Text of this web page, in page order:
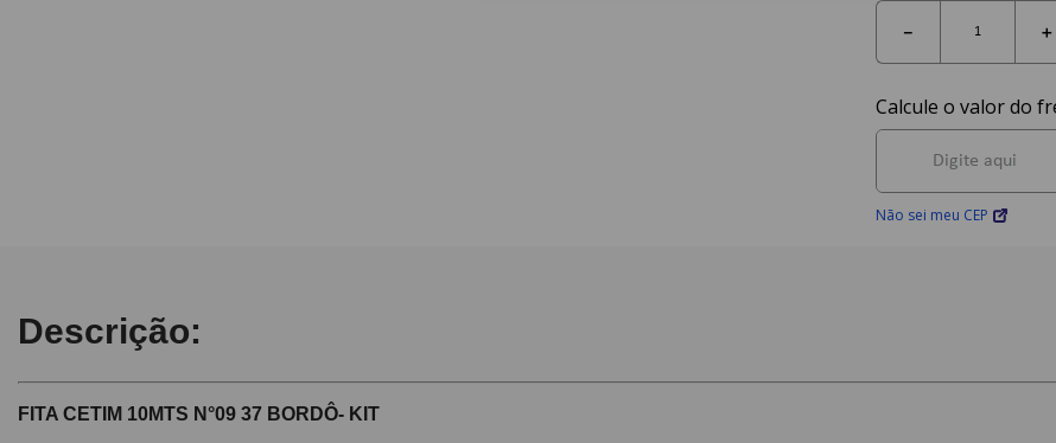
＋
－
Não sei meu CEP
Descrição:
FITA CETIM 10MTS N°09 37 BORDÔ- KIT